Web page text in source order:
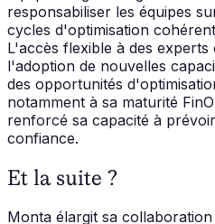
responsabiliser les équipes
cycles d'optimisation
L'accès flexible à des experts
l'adoption de nouvelles
des opportunités
notamment à sa maturité
renforcé sa capacité à
confiance.
Et la suite ?
Monta élargit sa